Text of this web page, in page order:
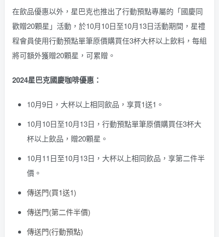
在飲品優惠以外，星巴克也推出了行動預點專屬的「國慶同
歡贈20顆星」活動，於10月10日至10月13日活動期間，星禮
程會員使用行動預點單筆原價購買任3杯大杯以上飲料，每組
將可額外獲贈20顆星，可累贈。
2024星巴克國慶咖啡優惠：
10月9日，大杯以上相同飲品，享買1送1。
10月10日至10月13日，行動預點單筆原價購買任3杯大
杯以上飲品，贈20顆星。
10月11日至10月13日，大杯以上相同飲品，享第二件半
價。
傳送門(買1送1)
傳送門(第二件半價)
傳送門(行動預點)